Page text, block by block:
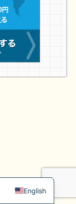
English